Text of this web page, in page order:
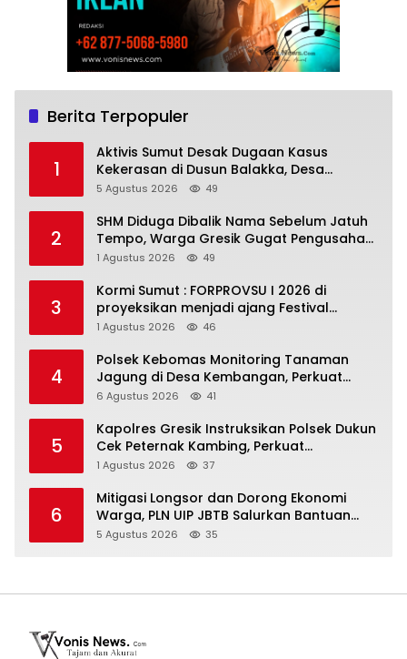
Berita Terpopuler
1
Aktivis Sumut Desak Dugaan Kasus
Kekerasan di Dusun Balakka, Desa
Gunung Malintang Diusut Tuntas
5 Agustus 2026 49
2
SHM Diduga Dibalik Nama Sebelum Jatuh
Tempo, Warga Gresik Gugat Pengusaha
Rokok dan Somasi Kepala Desa
1 Agustus 2026 49
3
Kormi Sumut : FORPROVSU I 2026 di
proyeksikan menjadi ajang Festival
Olahraga Masyarakat dengan Pegiat
1 Agustus 2026 46
4
Polsek Kebomas Monitoring Tanaman
Jagung di Desa Kembangan, Perkuat
Dukungan Ketahanan Pangan Nasional
6 Agustus 2026 41
5
Kapolres Gresik Instruksikan Polsek Dukun
Cek Peternak Kambing, Perkuat
Ketahanan Pangan Nasional
1 Agustus 2026 37
6
Mitigasi Longsor dan Dorong Ekonomi
Warga, PLN UIP JBTB Salurkan Bantuan
Konservasi 4.000 Pohon Aren Genjah Asal
5 Agustus 2026 35